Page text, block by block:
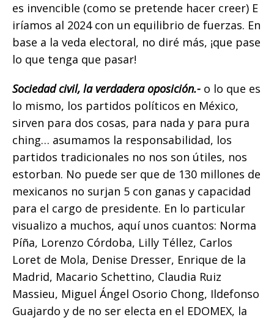
es invencible (como se pretende hacer creer) E
iríamos al 2024 con un equilibrio de fuerzas. En
base a la veda electoral, no diré más, ¡que pase
lo que tenga que pasar!
Sociedad civil, la verdadera oposición.- o lo que es
lo mismo, los partidos políticos en México,
sirven para dos cosas, para nada y para pura
ching… asumamos la responsabilidad, los
partidos tradicionales no nos son útiles, nos
estorban. No puede ser que de 130 millones de
mexicanos no surjan 5 con ganas y capacidad
para el cargo de presidente. En lo particular
visualizo a muchos, aquí unos cuantos: Norma
Píña, Lorenzo Córdoba, Lilly Téllez, Carlos
Loret de Mola, Denise Dresser, Enrique de la
Madrid, Macario Schettino, Claudia Ruiz
Massieu, Miguel Ángel Osorio Chong, Ildefonso
Guajardo y de no ser electa en el EDOMEX, la